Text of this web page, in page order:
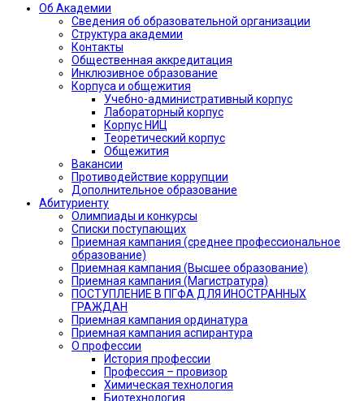
Об Академии
Сведения об образовательной организации
Структура академии
Контакты
Общественная аккредитация
Инклюзивное образование
Корпуса и общежития
Учебно-административный корпус
Лабораторный корпус
Корпус НИЦ
Теоретический корпус
Общежития
Вакансии
Противодействие коррупции
Дополнительное образование
Абитуриенту
Олимпиады и конкурсы
Списки поступающих
Приемная кампания (среднее профессиональное
образование)
Приемная кампания (Высшее образование)
Приемная кампания (Магистратура)
ПОСТУПЛЕНИЕ В ПГФА ДЛЯ ИНОСТРАННЫХ
ГРАЖДАН
Приемная кампания ординатура
Приемная кампания аспирантура
О профессии
История профессии
Профессия – провизор
Химическая технология
Биотехнология